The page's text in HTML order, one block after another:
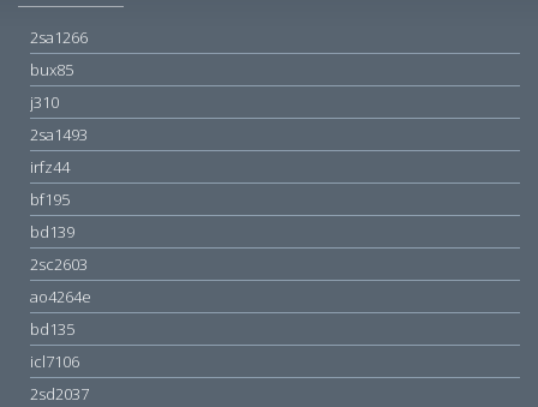
2sa1266
bux85
j310
2sa1493
irfz44
bf195
bd139
2sc2603
ao4264e
bd135
icl7106
2sd2037